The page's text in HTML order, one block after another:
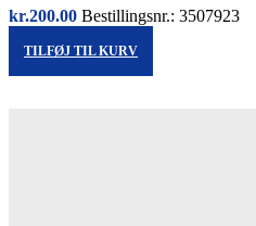
kr.200.00 Bestillingsnr.: 3507923
TILFØJ TIL KURV